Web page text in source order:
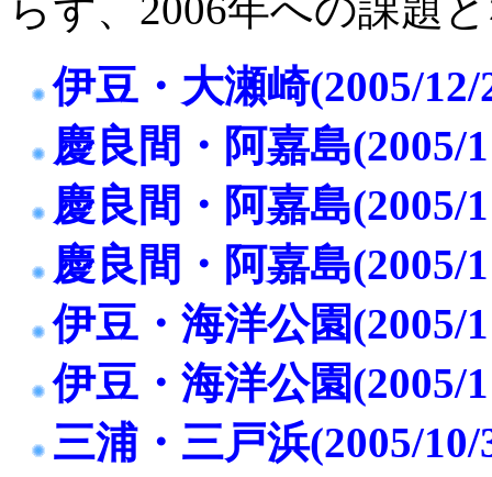
らず、2006年への課題
伊豆・大瀬崎(2005/12/
慶良間・阿嘉島(2005/
慶良間・阿嘉島(2005/
慶良間・阿嘉島(2005/
伊豆・海洋公園(2005/
伊豆・海洋公園(2005/
三浦・三戸浜(2005/10/